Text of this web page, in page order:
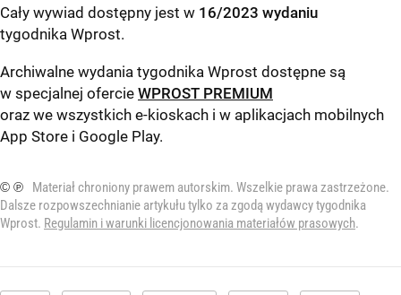
Cały wywiad dostępny jest w 16/2023 wydaniu
tygodnika Wprost.
Archiwalne wydania tygodnika Wprost dostępne są
w specjalnej ofercie WPROST PREMIUM
oraz we wszystkich e-kioskach i w aplikacjach mobilnych
App Store i Google Play.
© ℗
Materiał chroniony prawem autorskim. Wszelkie prawa zastrzeżone.
Dalsze rozpowszechnianie artykułu tylko za zgodą wydawcy tygodnika
Wprost. Regulamin i warunki licencjonowania materiałów prasowych.